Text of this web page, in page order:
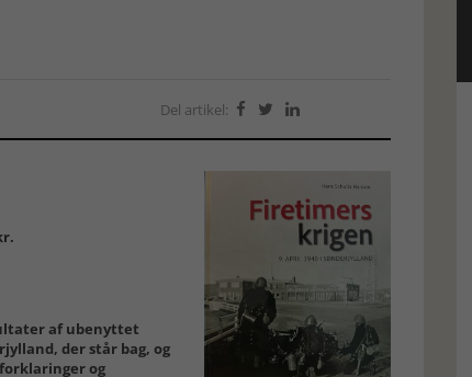
Del artikel:   
af ubenyttet
der står bag, og
og